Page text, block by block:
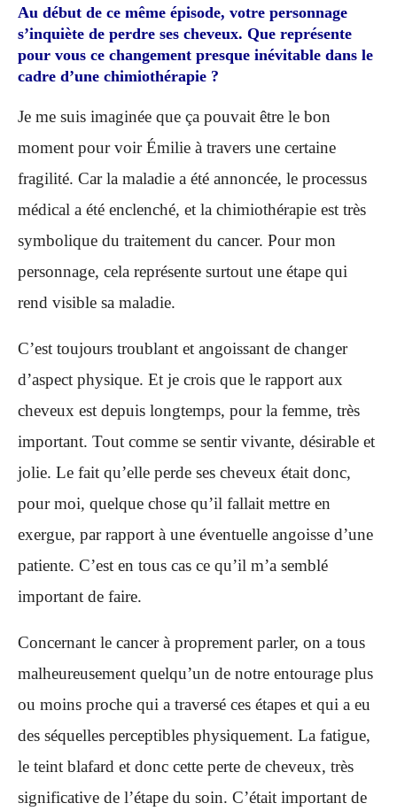
Au début de ce même épisode, votre personnage
s’inquiète de perdre ses cheveux. Que représente
pour vous ce changement presque inévitable dans le
cadre d’une chimiothérapie ?
Je me suis imaginée que ça pouvait être le bon
moment pour voir Émilie à travers une certaine
fragilité. Car la maladie a été annoncée, le processus
médical a été enclenché, et la chimiothérapie est très
symbolique du traitement du cancer. Pour mon
personnage, cela représente surtout une étape qui
rend visible sa maladie.
C’est toujours troublant et angoissant de changer
d’aspect physique. Et je crois que le rapport aux
cheveux est depuis longtemps, pour la femme, très
important. Tout comme se sentir vivante, désirable et
jolie. Le fait qu’elle perde ses cheveux était donc,
pour moi, quelque chose qu’il fallait mettre en
exergue, par rapport à une éventuelle angoisse d’une
patiente. C’est en tous cas ce qu’il m’a semblé
important de faire.
Concernant le cancer à proprement parler, on a tous
malheureusement quelqu’un de notre entourage plus
ou moins proche qui a traversé ces étapes et qui a eu
des séquelles perceptibles physiquement. La fatigue,
le teint blafard et donc cette perte de cheveux, très
significative de l’étape du soin. C’était important de